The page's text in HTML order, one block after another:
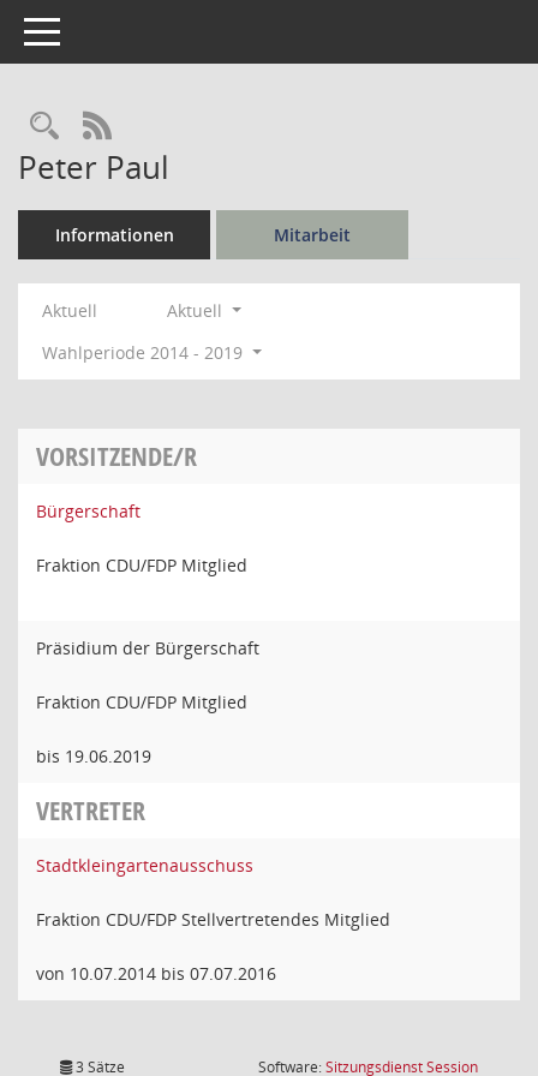
Toggle navigation
Rechercheauswahl
RSS-Feed
Peter Paul
Informationen Mitarbeit
Aktuell
Aktuell
Wahlperiode 2014 - 2019
VORSITZENDE/R
Bürgerschaft
Fraktion CDU/FDP Mitglied
Präsidium der Bürgerschaft
Fraktion CDU/FDP Mitglied
bis 19.06.2019
VERTRETER
Stadtkleingartenausschuss
Fraktion CDU/FDP Stellvertretendes Mitglied
von 10.07.2014 bis 07.07.2016
3 Sätze Software:SitzungsdienstSession(Wird in